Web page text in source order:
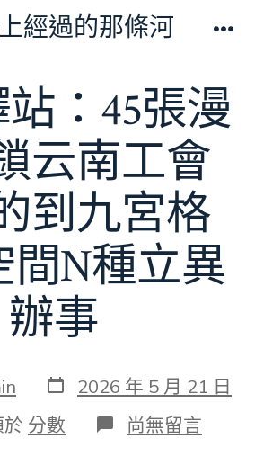
經過的那條河
：45張漫
云南工會
到九宮格
間N種立異
辦事
發
表
日
期
2026 年 5 月 21 日
分數 在
〈閒
尚無留言